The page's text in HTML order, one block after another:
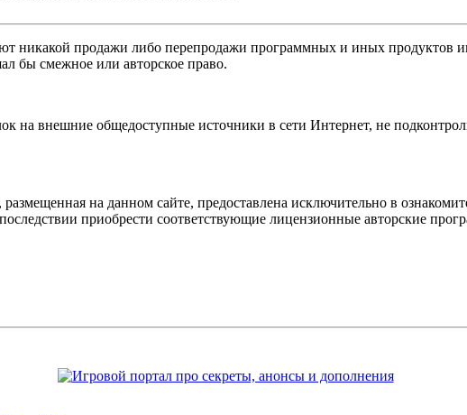
никакой продажи либо перепродажи программных и иных продуктов
бы смежное или авторское право.
на внешние общедоступные источники в сети Интернет, не
на данном сайте, предоставлена исключительно в
приобрести соответствующие лицензионные авторские